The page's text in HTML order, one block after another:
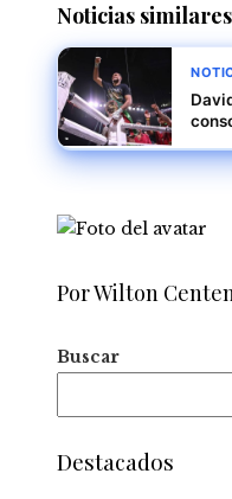
Noticias similares
Por Wilton
Buscar
Destacados